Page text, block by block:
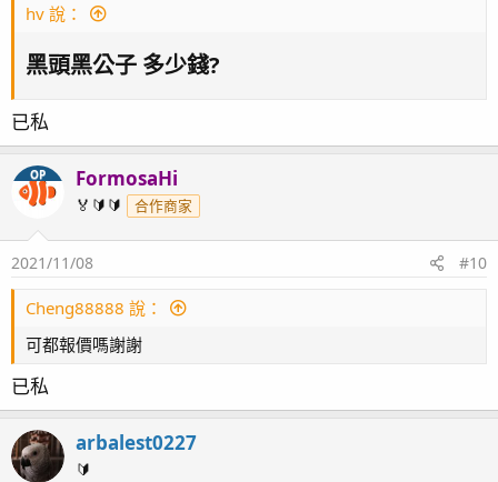
hv 說：
黑頭黑公子 多少錢?​
已私
OP FormosaHi
🏅🔰🔰 合作商家
2021/11/08 #10
Cheng88888 說：
可都報價嗎謝謝
已私
arbalest0227
🔰